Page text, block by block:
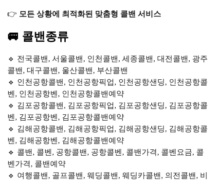
👉 모든 상황에 최적화된 맞춤형 콜밴 서비스
🚐 콜밴종류
🔹 전국콜밴, 서울콜밴, 인천콜밴, 세종콜밴, 대전콜밴, 광주
콜밴, 대구콜밴, 울산콜밴, 부산콜밴
🔹 인천공항콜밴, 인천공항픽업, 인천공항샌딩, 인천공항콜
벤, 인천공항벤, 인천공항콜밴예약
🔹 김포공항콜밴, 김포공항픽업, 김포공항샌딩, 김포공항콜
벤, 김포공항벤, 김포공항콜밴예약
🔹 김해공항콜밴, 김해공항픽업, 김해공항샌딩, 김해공항콜
벤, 김해공항벤, 김해공항콜밴예약
🔹 콜밴, 콜벤, 공항콜밴, 공항콜벤, 콜밴가격, 콜벤요금, 콜
벤가격, 콜밴예약
🔹 여행콜밴, 골프콜밴, 웨딩콜밴, 웨딩카콜밴, 의전콜밴, 비